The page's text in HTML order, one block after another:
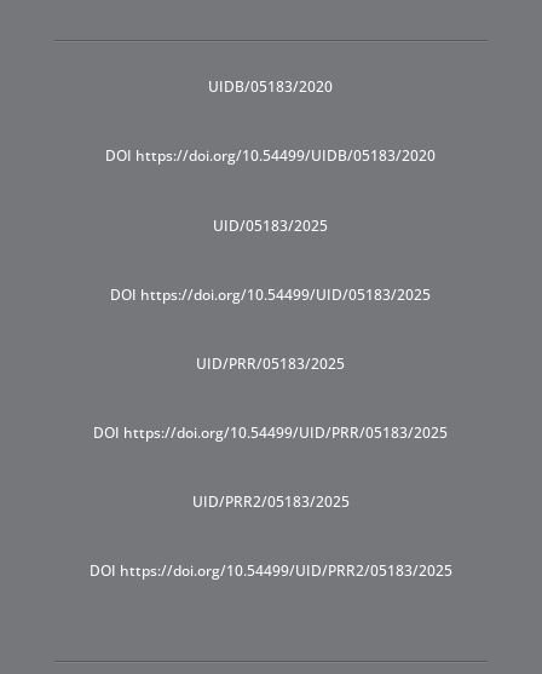
UIDB/05183/2020
DOI https://doi.org/10.54499/UIDB/05183/2020
UID/05183/2025
DOI https://doi.org/10.54499/UID/05183/2025
UID/PRR/05183/2025
DOI https://doi.org/10.54499/UID/PRR/05183/2025
UID/PRR2/05183/2025
DOI https://doi.org/10.54499/UID/PRR2/05183/2025